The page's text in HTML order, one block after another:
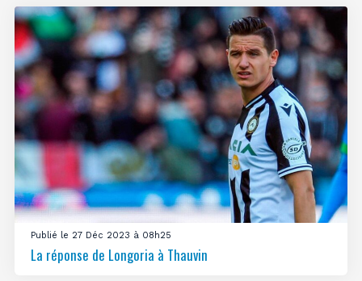
Publié le 27 Déc 2023 à 08h25
La réponse de Longoria à Thauvin